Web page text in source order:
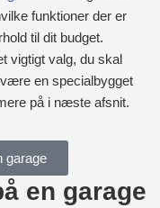
funktioner der er
til dit budget.
vigtigt valg, du skal
en specialbygget
på i næste afsnit.
garage
en garage